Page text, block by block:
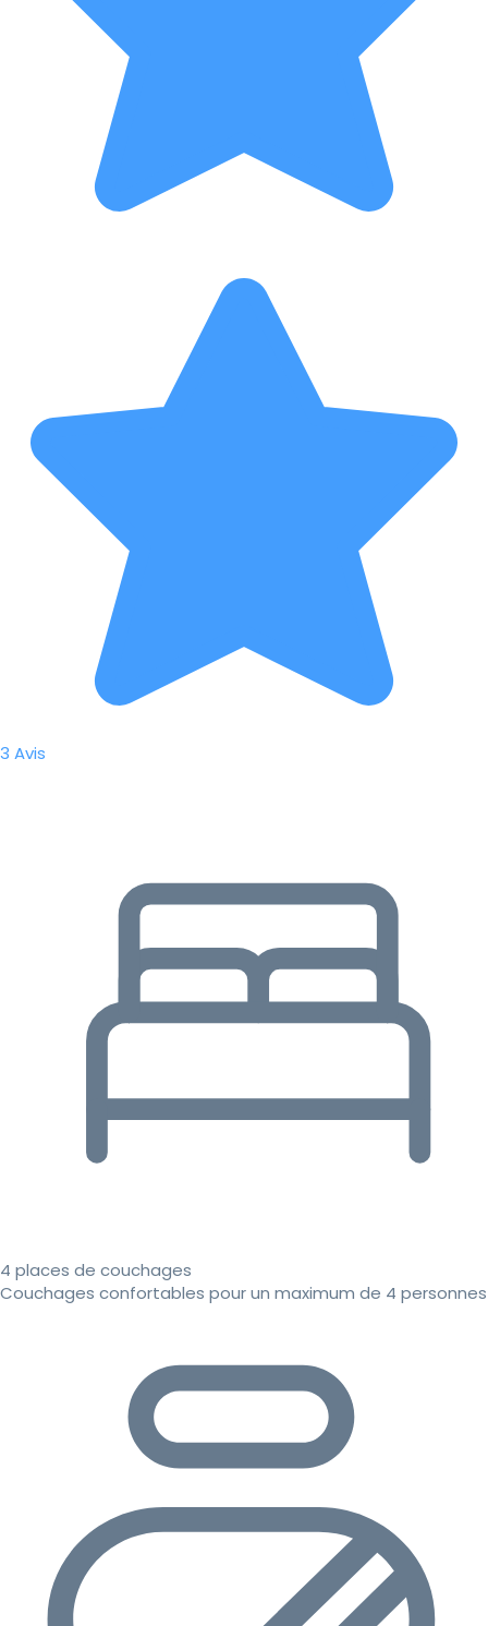
3 Avis
4 places de couchages
Couchages confortables pour un maximum de 4 personnes